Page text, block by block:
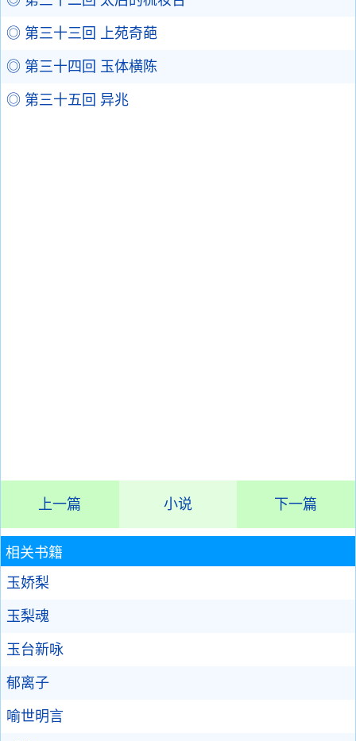
◎ 第三十三回 上苑奇葩
◎ 第三十四回 玉体横陈
◎ 第三十五回 异兆
上一篇 小说 下一篇
相关书籍
玉娇梨
玉梨魂
玉台新咏
郁离子
喻世明言